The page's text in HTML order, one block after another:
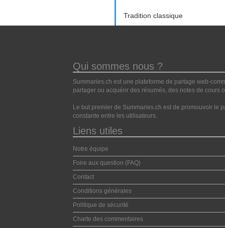
Tradition classique
Qui sommes nous ?
Summaries.ch est une plateforme de partage web-
partager ou acquérir des résumés, des notes de cours
Le but premier de Summaries.ch est de promouvoir le
constante entre les utilisateurs.
Liens utiles
Notre équipe
Foire aux question (FAQ)
Contact
Conditions générales
Politique de sécurité
Charte des commentaires